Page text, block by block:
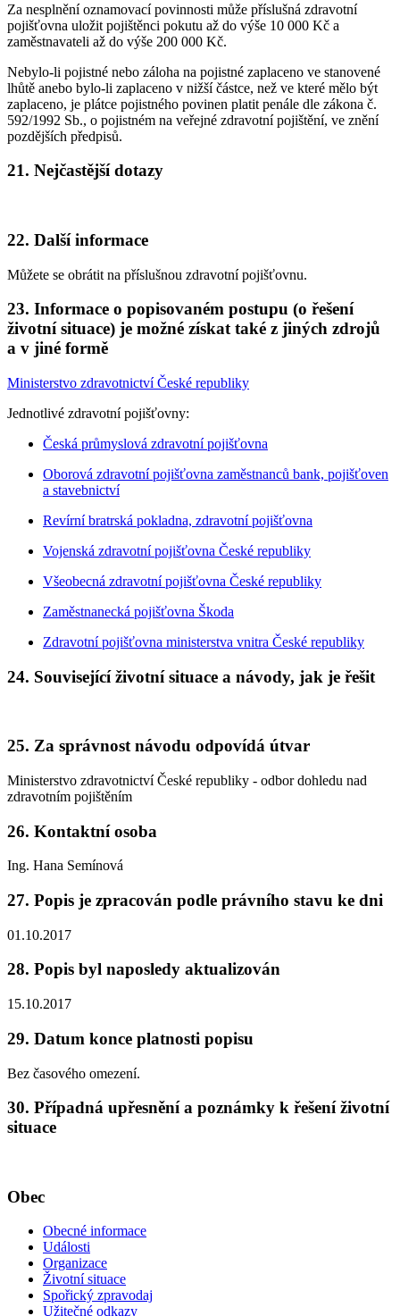
Za nesplnění oznamovací povinnosti může příslušná zdravotní
pojišťovna uložit pojištěnci pokutu až do výše 10 000 Kč a
zaměstnavateli až do výše 200 000 Kč.
Nebylo-li pojistné nebo záloha na pojistné zaplaceno ve stanovené
lhůtě anebo bylo-li zaplaceno v nižší částce, než ve které mělo být
zaplaceno, je plátce pojistného povinen platit penále dle zákona č.
592/1992 Sb., o pojistném na veřejné zdravotní pojištění, ve znění
pozdějších předpisů.
21. Nejčastější dotazy
22. Další informace
Můžete se obrátit na příslušnou zdravotní pojišťovnu.
23. Informace o popisovaném postupu (o řešení
životní situace) je možné získat také z jiných zdrojů
a v jiné formě
Ministerstvo zdravotnictví České republiky
Jednotlivé zdravotní pojišťovny:
Česká průmyslová zdravotní pojišťovna
Oborová zdravotní pojišťovna zaměstnanců bank, pojišťoven
a stavebnictví
Revírní bratrská pokladna, zdravotní pojišťovna
Vojenská zdravotní pojišťovna České republiky
Všeobecná zdravotní pojišťovna České republiky
Zaměstnanecká pojišťovna Škoda
Zdravotní pojišťovna ministerstva vnitra České republiky
24. Související životní situace a návody, jak je řešit
25. Za správnost návodu odpovídá útvar
Ministerstvo zdravotnictví České republiky - odbor dohledu nad
zdravotním pojištěním
26. Kontaktní osoba
Ing. Hana Semínová
27. Popis je zpracován podle právního stavu ke dni
01.10.2017
28. Popis byl naposledy aktualizován
15.10.2017
29. Datum konce platnosti popisu
Bez časového omezení.
30. Případná upřesnění a poznámky k řešení životní
situace
Obec
Obecné informace
Události
Organizace
Životní situace
Spořický zpravodaj
Užitečné odkazy